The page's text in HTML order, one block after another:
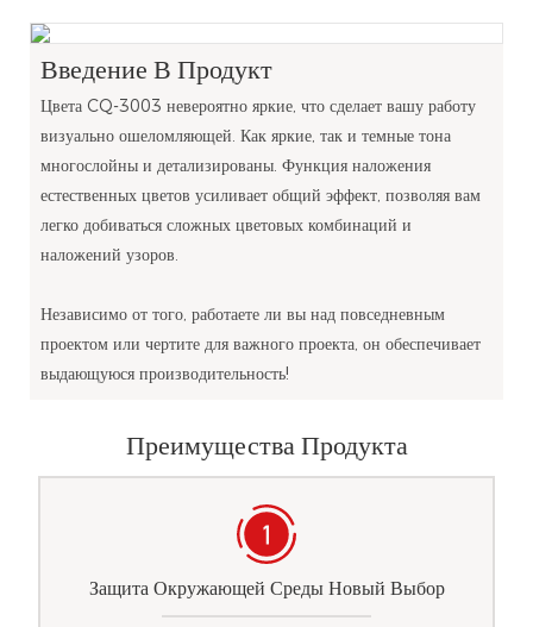
Введение В Продукт
Цвета CQ-3003 невероятно яркие, что сделает вашу работу
визуально ошеломляющей. Как яркие, так и темные тона
многослойны и детализированы. Функция наложения
естественных цветов усиливает общий эффект, позволяя вам
легко добиваться сложных цветовых комбинаций и
наложений узоров.
Независимо от того, работаете ли вы над повседневным
проектом или чертите для важного проекта, он обеспечивает
выдающуюся производительность!
Преимущества Продукта
Защита Окружающей Среды Новый Выбор